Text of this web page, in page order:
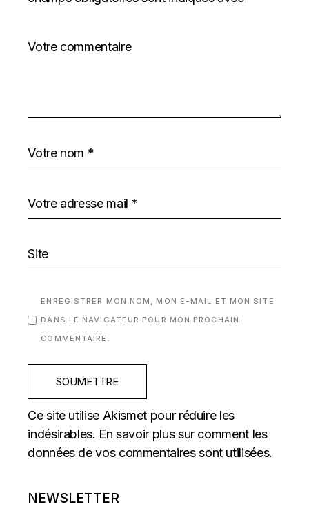
ENREGISTRER MON NOM, MON E-MAIL ET MON SITE
DANS LE NAVIGATEUR POUR MON PROCHAIN
COMMENTAIRE.
SOUMETTRE
Ce site utilise Akismet pour réduire les
indésirables. En savoir plus sur comment les
données de vos commentaires sont utilisées.
NEWSLETTER